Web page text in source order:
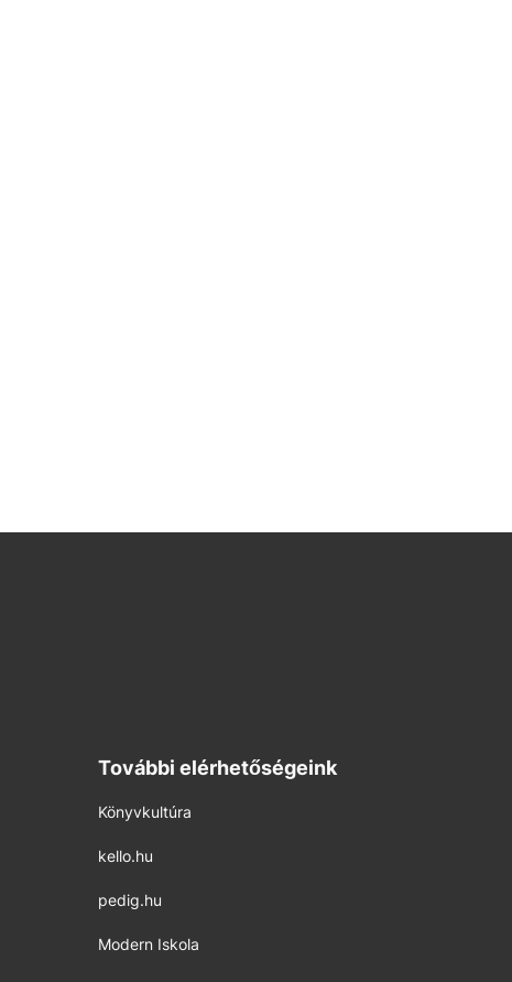
További elérhetőségeink
Könyvkultúra
kello.hu
pedig.hu
Modern Iskola